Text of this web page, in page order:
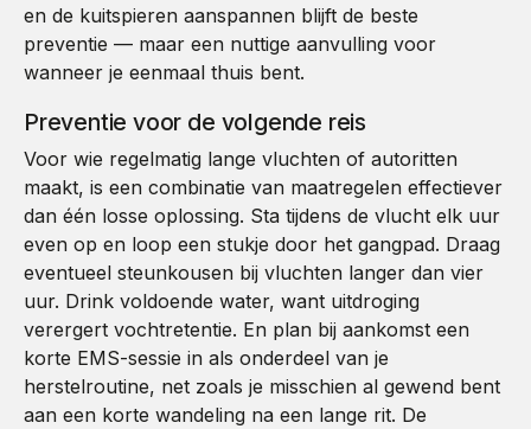
en de kuitspieren aanspannen blijft de beste
preventie — maar een nuttige aanvulling voor
wanneer je eenmaal thuis bent.
Preventie voor de volgende reis
Voor wie regelmatig lange vluchten of autoritten
maakt, is een combinatie van maatregelen effectiever
dan één losse oplossing. Sta tijdens de vlucht elk uur
even op en loop een stukje door het gangpad. Draag
eventueel steunkousen bij vluchten langer dan vier
uur. Drink voldoende water, want uitdroging
verergert vochtretentie. En plan bij aankomst een
korte EMS-sessie in als onderdeel van je
herstelroutine, net zoals je misschien al gewend bent
aan een korte wandeling na een lange rit. De